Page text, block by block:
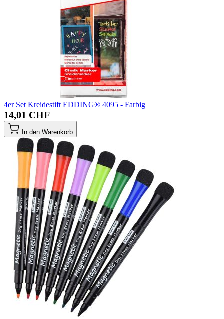
4er Set Kreidestift EDDING® 4095 - Farbig
14,01 CHF
In den Warenkorb